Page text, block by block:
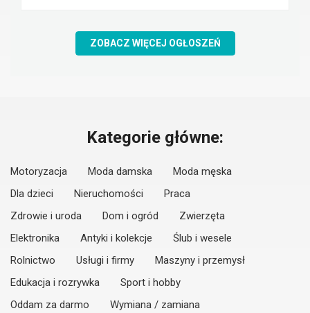
ZOBACZ WIĘCEJ OGŁOSZEŃ
Kategorie główne:
Motoryzacja Moda damska
Moda męska
Dla dzieci
Nieruchomości
Praca
Zdrowie i uroda
Dom i ogród
Zwierzęta
Elektronika
Antyki i kolekcje
Ślub i wesele
Rolnictwo
Usługi i firmy
Maszyny i przemysł
Edukacja i rozrywka
Sport i hobby
Oddam za darmo
Wymiana / zamiana